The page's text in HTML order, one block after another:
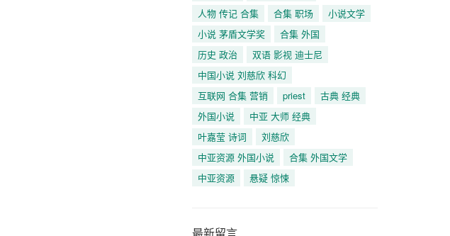
人物 传记 合集
合集 职场
小说文学
小说 茅盾文学奖
合集 外国
历史 政治
双语 影视 迪士尼
中国小说 刘慈欣 科幻
互联网 合集 营销
priest
古典 经典
外国小说
中亚 大师 经典
叶嘉莹 诗词
刘慈欣
中亚资源 外国小说
合集 外国文学
中亚资源
悬疑 惊悚